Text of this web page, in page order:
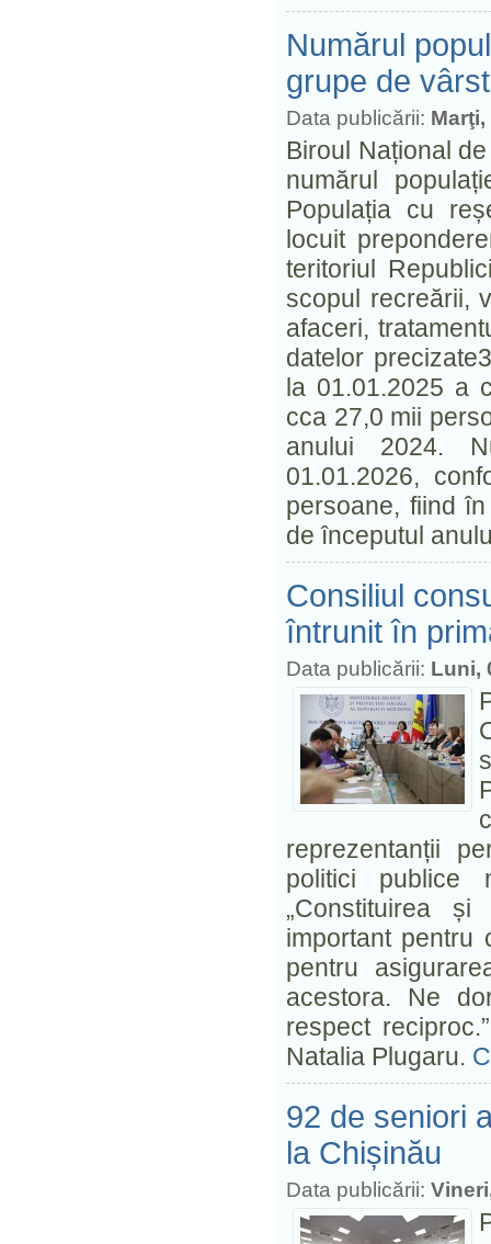
Numărul
grupe de
Data publicării:
Biroul Național
numărul
Populația cu
locuit
teritoriul
scopul recreării,
afaceri,
datelor
la 01.01.2025 a
cca 27,0 mii
anului 2024.
01.01.2026,
persoane, fiind
de începutul
Consiliul
întrunit în
Data publicării: Luni,
reprezentanții
politici publice
„Constituirea
important pentru
pentru
acestora. Ne
respect
Natalia Plugaru.
92 de seniori
la Chișinău
Data publicării: